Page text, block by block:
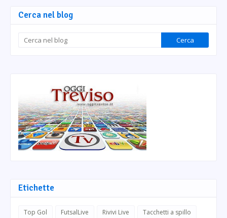
Cerca nel blog
Etichette
Top Gol FutsalLive Rivivi Live
Tacchetti a spillo